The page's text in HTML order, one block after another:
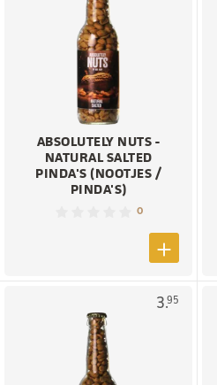
ABSOLUTELY NUTS -
NATURAL SALTED
PINDA'S (NOOTJES /
PINDA'S)
0
3.95